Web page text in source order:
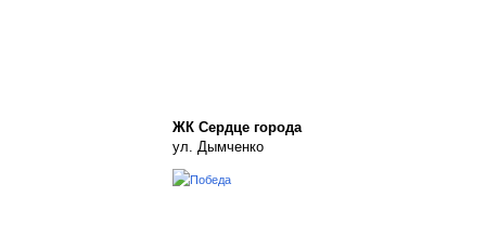
ЖК Сердце города
ул. Дымченко